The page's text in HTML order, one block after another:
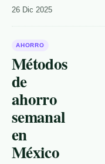
26 Dic 2025
AHORRO
Métodos
de
ahorro
semanal
en
México